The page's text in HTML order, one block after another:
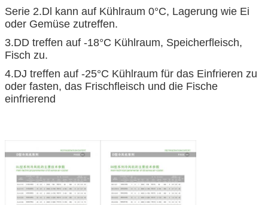
Serie 2.Dl kann auf Kühlraum 0°C, Lagerung wie Ei
oder Gemüse zutreffen.
3.DD treffen auf -18°C Kühlraum, Speicherfleisch,
Fisch zu.
4.DJ treffen auf -25°C Kühlraum für das Einfrieren zu
oder fasten, das Frischfleisch und die Fische
einfrierend